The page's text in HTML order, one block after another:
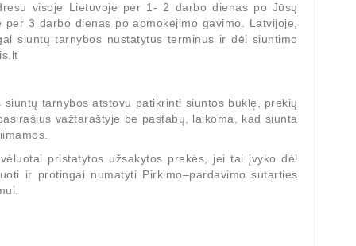
visoje Lietuvoje per 1- 2 darbo dienas po Jūsų
3 darbo dienas po apmokėjimo gavimo. Latvijoje,
siuntų tarnybos nustatytus terminus ir dėl siuntimo
tarnybos atstovu patikrinti siuntos būklę, prekių
važtaraštyje be pastabų, laikoma, kad siunta
pristatytos užsakytos prekės, jei tai įvyko dėl
ir protingai numatyti Pirkimo–pardavimo sutarties